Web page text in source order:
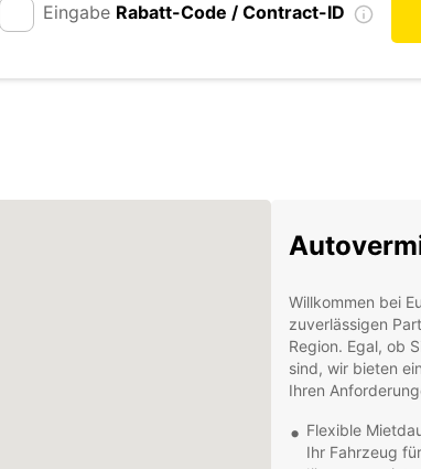
Eingabe Rabatt-Code / Contract-ID
Willkommen bei
zuverlässigen
Region. Egal, ob
sind, wir bieten
Ihren
Flexible
Ihr Fahrzeug